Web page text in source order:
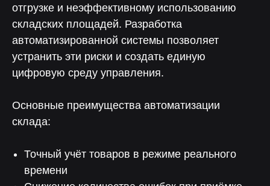
отгрузке и неэффективному использованию
складских площадей. Разработка
автоматизированной системы позволяет
устранить эти риски и создать единую
цифровую среду управления.
Основные преимущества автоматизации
склада:
Точный учёт товаров в режиме реального
времени